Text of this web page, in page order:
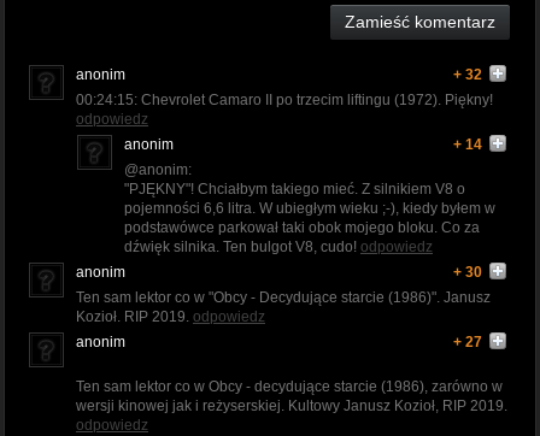
Zamieść komentarz
anonim
+ 32
00:24:15: Chevrolet Camaro II po trzecim liftingu (1972). Piękny!
odpowiedz
anonim
+ 14
@anonim:
"PJĘKNY"! Chciałbym takiego mieć. Z silnikiem V8 o
pojemności 6,6 litra. W ubiegłym wieku ;-), kiedy byłem w
podstawówce parkował taki obok mojego bloku. Co za
dźwięk silnika. Ten bulgot V8, cudo! odpowiedz
anonim
+ 30
Ten sam lektor co w "Obcy - Decydujące starcie (1986)". Janusz
Kozioł. RIP 2019. odpowiedz
anonim
+ 27
Ten sam lektor co w Obcy - decydujące starcie (1986), zarówno w
wersji kinowej jak i reżyserskiej. Kultowy Janusz Kozioł, RIP 2019.
odpowiedz